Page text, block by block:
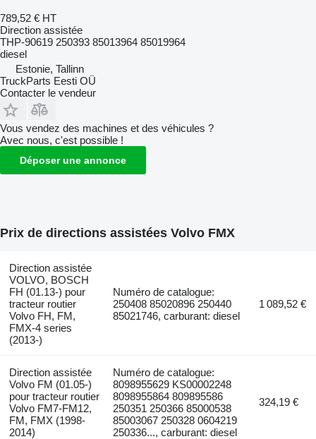
789,52 € HT
Direction assistée
THP-90619 250393 85013964 85019964
diesel
Estonie, Tallinn
TruckParts Eesti OÜ
Contacter le vendeur
Vous vendez des machines et des véhicules ?
Avec nous, c'est possible !
Déposer une annonce
Prix de directions assistées Volvo FMX
Direction assistée
VOLVO, BOSCH
FH (01.13-) pour
tracteur routier
Volvo FH, FM,
FMX-4 series
(2013-)
Numéro de catalogue:
250408 85020896 250440
85021746, carburant: diesel
1 089,52 €
Direction assistée
Volvo FM (01.05-)
pour tracteur routier
Volvo FM7-FM12,
FM, FMX (1998-
2014)
Numéro de catalogue:
8098955629 KS00002248
8098955864 809895586
250351 250366 85000538
85003067 250328 0604219
250336..., carburant: diesel
324,19 €